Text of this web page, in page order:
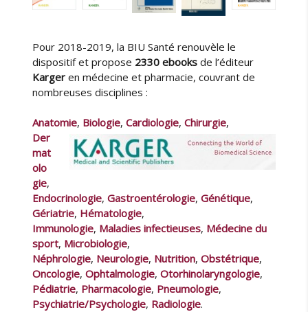
Pour 2018-2019, la BIU Santé renouvèle le
dispositif et propose 2330 ebooks de l’éditeur
Kargeren médecine et pharmacie, couvrant de
nombreuses disciplines :
Anatomie, Biologie,Cardiologie,Chirurgie,
Der
mat
olo
gie,
Endocrinologie,Gastroentérologie,Génétique,
Gériatrie, Hématologie,
Immunologie, Maladies infectieuses, Médecine du
sport, Microbiologie,
Néphrologie, Neurologie, Nutrition,Obstétrique,
Oncologie,Ophtalmologie,Otorhinolaryngologie,
Pédiatrie, Pharmacologie, Pneumologie,
Psychiatrie/Psychologie, Radiologie.